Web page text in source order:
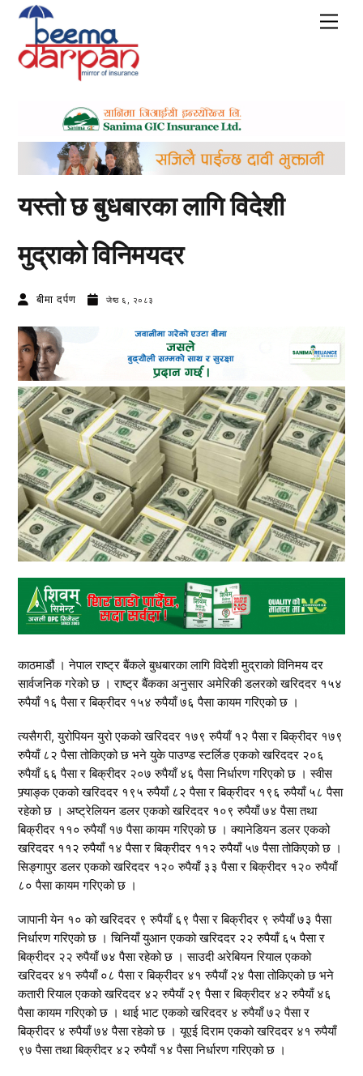
Skip
content
यस्तो छ बुधबारका लागि विदेशी
मुद्राको विनिमयदर
बीमा दर्पण जेष्ठ ६, २०८३
काठमाडौं । नेपाल राष्ट्र बैंकले बुधबारका लागि विदेशी मुद्राको विनिमय दर
सार्वजनिक गरेको छ । राष्ट्र बैंकका अनुसार अमेरिकी डलरको खरिददर १५४
रुपैयाँ १६ पैसा र बिक्रीदर १५४ रुपैयाँ ७६ पैसा कायम गरिएको छ ।
त्यसैगरी, युरोपियन युरो एकको खरिददर १७९ रुपैयाँ १२ पैसा र बिक्रीदर १७९
रुपैयाँ ८२ पैसा तोकिएको छ भने युके पाउण्ड स्टर्लिङ एकको खरिददर २०६
रुपैयाँ ६६ पैसा र बिक्रीदर २०७ रुपैयाँ ४६ पैसा निर्धारण गरिएको छ । स्वीस
फ्र्याङ्क एकको खरिददर १९५ रुपैयाँ ८२ पैसा र बिक्रीदर १९६ रुपैयाँ ५८ पैसा
रहेको छ । अष्ट्रेलियन डलर एकको खरिददर १०९ रुपैयाँ ७४ पैसा तथा
बिक्रीदर ११० रुपैयाँ १७ पैसा कायम गरिएको छ । क्यानेडियन डलर एकको
खरिददर ११२ रुपैयाँ १४ पैसा र बिक्रीदर ११२ रुपैयाँ ५७ पैसा तोकिएको छ ।
सिङ्गापुर डलर एकको खरिददर १२० रुपैयाँ ३३ पैसा र बिक्रीदर १२० रुपैयाँ
८० पैसा कायम गरिएको छ ।
जापानी येन १० को खरिददर ९ रुपैयाँ ६९ पैसा र बिक्रीदर ९ रुपैयाँ ७३ पैसा
निर्धारण गरिएको छ । चिनियाँ युआन एकको खरिददर २२ रुपैयाँ ६५ पैसा र
बिक्रीदर २२ रुपैयाँ ७४ पैसा रहेको छ । साउदी अरेबियन रियाल एकको
खरिददर ४१ रुपैयाँ ०८ पैसा र बिक्रीदर ४१ रुपैयाँ २४ पैसा तोकिएको छ भने
कतारी रियाल एकको खरिददर ४२ रुपैयाँ २९ पैसा र बिक्रीदर ४२ रुपैयाँ ४६
पैसा कायम गरिएको छ । थाई भाट एकको खरिददर ४ रुपैयाँ ७२ पैसा र
बिक्रीदर ४ रुपैयाँ ७४ पैसा रहेको छ । यूएई दिराम एकको खरिददर ४१ रुपैयाँ
९७ पैसा तथा बिक्रीदर ४२ रुपैयाँ १४ पैसा निर्धारण गरिएको छ ।